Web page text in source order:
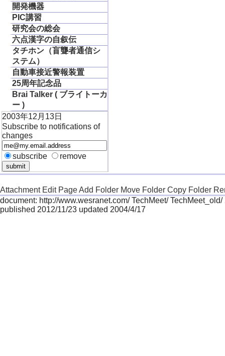
開発機器
PIC講習
研究会の総会
六点漢字の自叙伝
タチホン（盲聾者通信シ
ステム）
自動車接近警報装置
25周年記念品
Brai Talker ( ブライトーカ
ー )
2003年12月13日
Subscribe to notifications of
changes
subscribe remove
Attachment Edit PageAdd Folder Move Folder Copy Folder
document: http://www.wesranet.com/ TechMeet/
published 2012/11/23 updated 2004/4/17